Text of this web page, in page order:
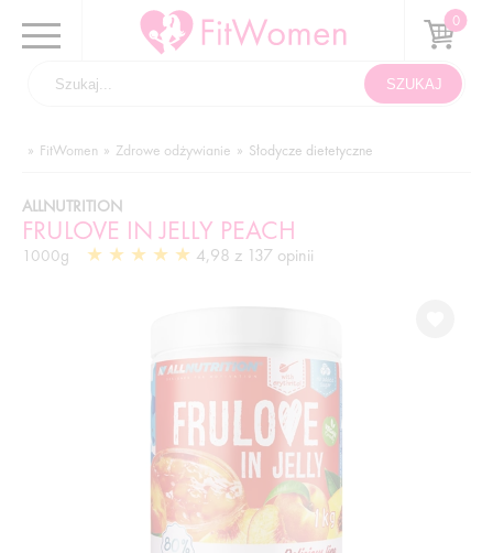
FitWomen Zdrowe odżywianie Słodycze dietetyczne
FRULOVE IN JELLY PEACH
ALLNUTRITION
1000g 4,98 z 137 opinii